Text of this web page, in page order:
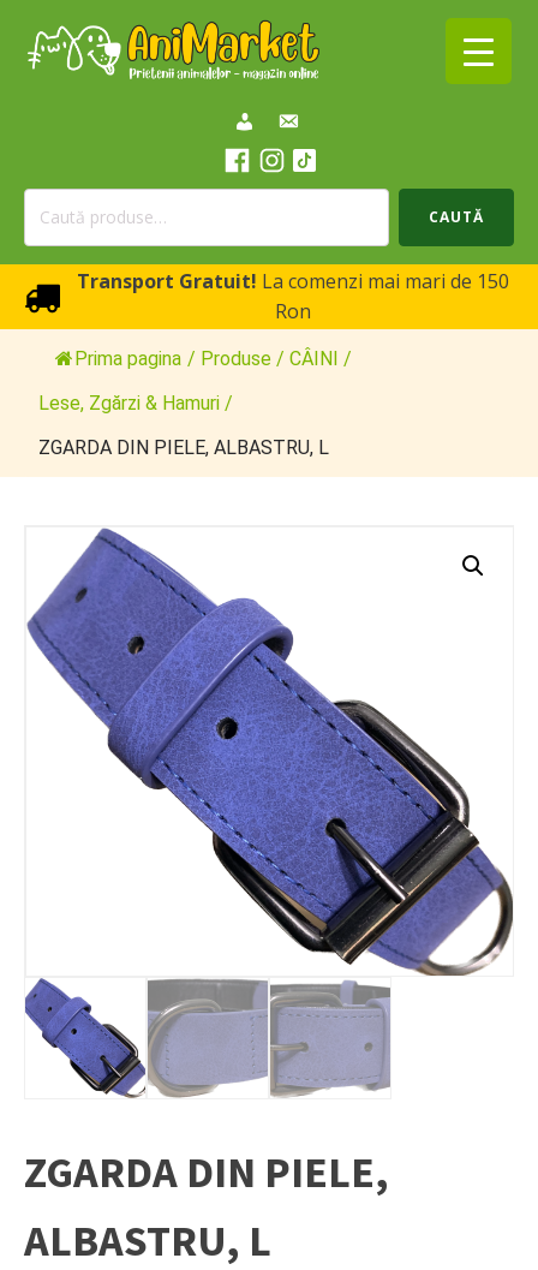
Caută
CAUTĂ
Transport Gratuit! La comenzi mai mari de 150
Ron
Prima pagina / Produse / CÂINI /
Lese, Zgărzi & Hamuri /
ZGARDA DIN PIELE, ALBASTRU, L
ZGARDA DIN PIELE,
ALBASTRU, L